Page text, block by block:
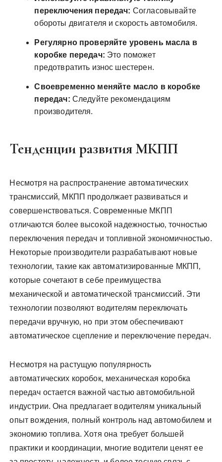
переключения передач: Согласовывайте
обороты двигателя и скорость автомобиля.
Регулярно проверяйте уровень масла в
коробке передач: Это поможет
предотвратить износ шестерен.
Своевременно меняйте масло в коробке
передач: Следуйте рекомендациям
производителя.
Тенденции развития МКПП
Несмотря на распространение автоматических
трансмиссий‚ МКПП продолжает развиваться и
совершенствоваться. Современные МКПП
отличаются более высокой надежностью‚ точностью
переключения передач и топливной экономичностью.
Некоторые производители разрабатывают новые
технологии‚ такие как автоматизированные МКПП‚
которые сочетают в себе преимущества
механической и автоматической трансмиссий. Эти
технологии позволяют водителям переключать
передачи вручную‚ но при этом обеспечивают
автоматическое сцепление и переключение передач.
Несмотря на растущую популярность
автоматических коробок‚ механическая коробка
передач остается важной частью автомобильной
индустрии. Она предлагает водителям уникальный
опыт вождения‚ полный контроль над автомобилем и
экономию топлива. Хотя она требует большей
практики и координации‚ многие водители ценят ее